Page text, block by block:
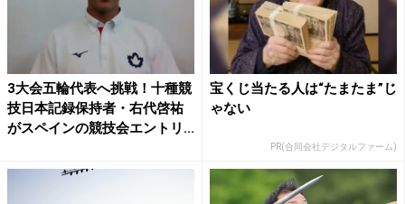
3大会五輪代表へ挑戦！十種競
技日本記録保持者・右代啓祐
がスペインの競技会エントリ...
宝くじ当たる人は“たまたま”じ
ゃない
PR(合同会社デジタルファーム)